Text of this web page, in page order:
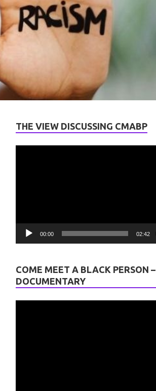
THE VIEW DISCUSSING CMABP
00:00 02:42
COME MEET A BLACK PERSON –
DOCUMENTARY